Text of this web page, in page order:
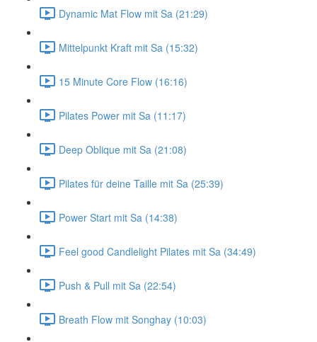
Dynamic Mat Flow mit Sa (21:29)
Mittelpunkt Kraft mit Sa (15:32)
15 Minute Core Flow (16:16)
Pilates Power mit Sa (11:17)
Deep Oblique mit Sa (21:08)
Pilates für deine Taille mit Sa (25:39)
Power Start mit Sa (14:38)
Feel good Candlelight Pilates mit Sa (34:49)
Push & Pull mit Sa (22:54)
Breath Flow mit Songhay (10:03)